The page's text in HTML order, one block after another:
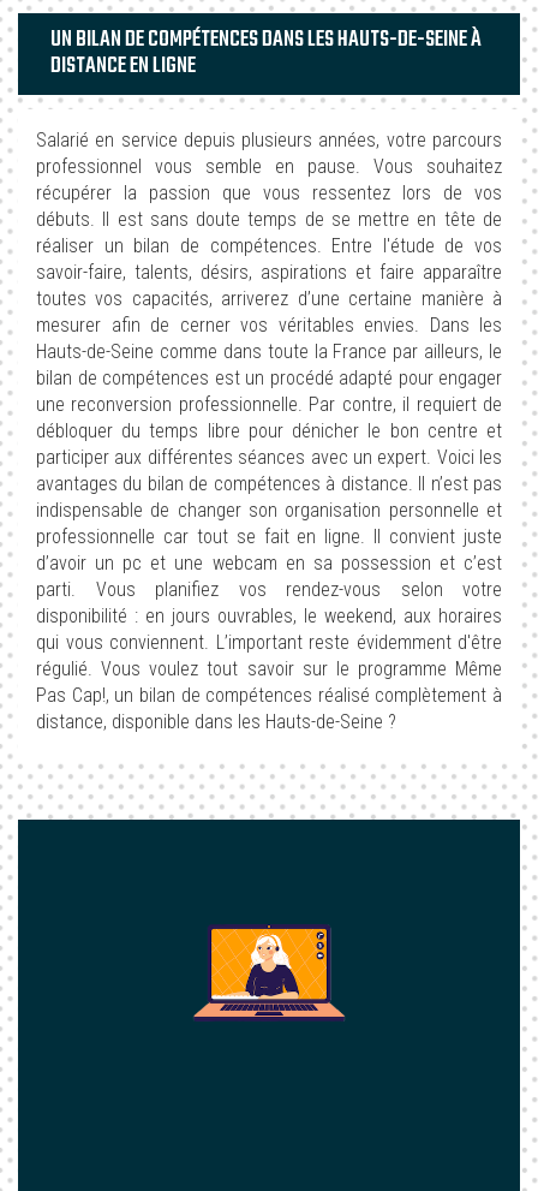
UN BILAN DE COMPÉTENCES DANS LES HAUTS-DE-SEINE À
DISTANCE EN LIGNE
Salarié en service depuis plusieurs années, votre parcours
professionnel vous semble en pause. Vous souhaitez
récupérer la passion que vous ressentez lors de vos
débuts. Il est sans doute temps de se mettre en tête de
réaliser un bilan de compétences. Entre l'étude de vos
savoir-faire, talents, désirs, aspirations et faire apparaître
toutes vos capacités, arriverez d’une certaine manière à
mesurer afin de cerner vos véritables envies. Dans les
Hauts-de-Seine comme dans toute la France par ailleurs, le
bilan de compétences est un procédé adapté pour engager
une reconversion professionnelle. Par contre, il requiert de
débloquer du temps libre pour dénicher le bon centre et
participer aux différentes séances avec un expert. Voici les
avantages du bilan de compétences à distance. Il n’est pas
indispensable de changer son organisation personnelle et
professionnelle car tout se fait en ligne. Il convient juste
d’avoir un pc et une webcam en sa possession et c’est
parti. Vous planifiez vos rendez-vous selon votre
disponibilité : en jours ouvrables, le weekend, aux horaires
qui vous conviennent. L’important reste évidemment d'être
régulié. Vous voulez tout savoir sur le programme Même
Pas Cap!, un bilan de compétences réalisé complètement à
distance, disponible dans les Hauts-de-Seine ?